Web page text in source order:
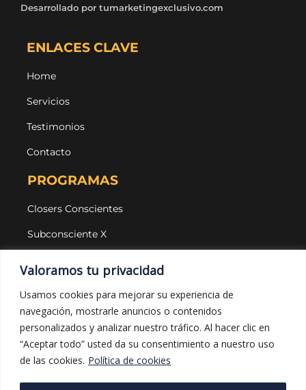
Valoramos tu privacidad
Usamos cookies para mejorar su experiencia de
navegación, mostrarle anuncios o contenidos
personalizados y analizar nuestro tráfico. Al hacer clic en
“Aceptar todo” usted da su consentimiento a nuestro uso
de las cookies. Política de cookies
Desarrollado por tumarketingexclusivo.com
ENLACES CLAVE
Home
Servicios
Testimonios
Contacto
PROGRAMAS
Closers Conscientes
Subconsciente X
LEGAL Y PROTECCIÓN
Aviso legal
Política de privacidad
Política de cookies